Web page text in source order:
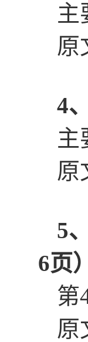
主
原
4、
主
原
5、
6页）
第
原